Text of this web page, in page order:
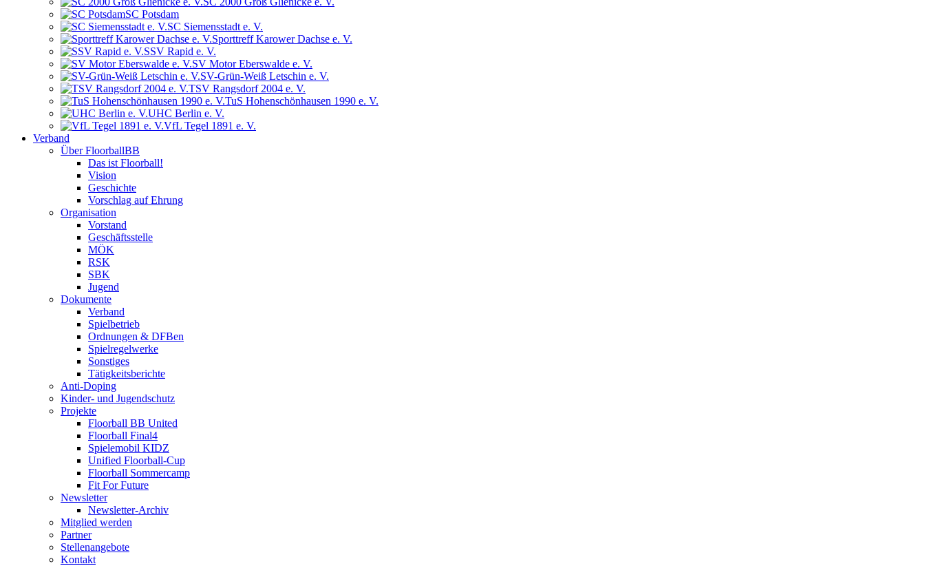
SC Potsdam
SC Siemensstadt e. V.
Sporttreff Karower Dachse e. V.
SSV Rapid e. V.
SV Motor Eberswalde e. V.
SV-Grün-Weiß Letschin e. V.
TSV Rangsdorf 2004 e. V.
TuS Hohenschönhausen 1990 e. V.
UHC Berlin e. V.
VfL Tegel 1891 e. V.
Verband
Über FloorballBB
Das ist Floorball!
Vision
Geschichte
Vorschlag auf Ehrung
Organisation
Vorstand
Geschäftsstelle
MÖK
RSK
SBK
Jugend
Dokumente
Verband
Spielbetrieb
Ordnungen & DFBen
Spielregelwerke
Sonstiges
Tätigkeitsberichte
Anti-Doping
Kinder- und Jugendschutz
Projekte
Floorball BB United
Floorball Final4
Spielemobil KIDZ
Unified Floorball-Cup
Floorball Sommercamp
Fit For Future
Newsletter
Newsletter-Archiv
Mitglied werden
Partner
Stellenangebote
Kontakt